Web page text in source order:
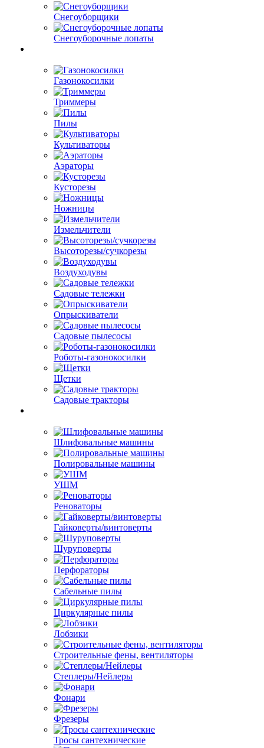
Снегоуборщики
Снегоуборочные лопаты
Газонокосилки
Триммеры
Пилы
Культиваторы
Аэраторы
Кусторезы
Ножницы
Измельчители
Высоторезы/сучкорезы
Воздуходувы
Садовые тележки
Опрыскиватели
Садовые пылесосы
Роботы-газонокосилки
Щетки
Садовые тракторы
Шлифовальные машины
Полировальные машины
УШМ
Реноваторы
Гайковерты/винтоверты
Шуруповерты
Перфораторы
Сабельные пилы
Циркулярные пилы
Лобзики
Строительные фены, вентиляторы
Степлеры/Нейлеры
Фонари
Фрезеры
Тросы сантехнические